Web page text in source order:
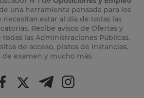
una herramienta pensada para los
necesitan estar al día de todas las
Recibe avisos de Ofertas y
todas las Administraciones Públicas,
de acceso, plazos de instancias,
de examen y mucho más.